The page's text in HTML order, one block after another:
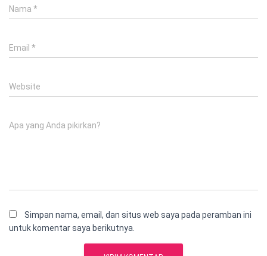
Nama *
Email *
Website
Apa yang Anda pikirkan?
Simpan nama, email, dan situs web saya pada peramban ini
untuk komentar saya berikutnya.